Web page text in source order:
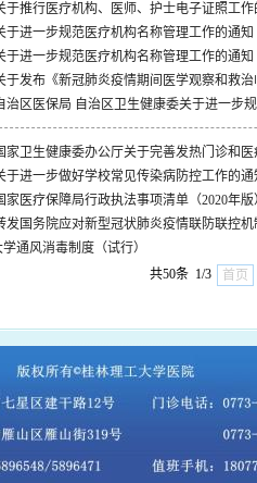
于推行医疗机构、医师、护士电子证照工作
于进一步规范医疗机构名称管理工作的通知
于进一步规范医疗机构名称管理工作的通知
于发布《新冠肺炎疫情期间医学观察和救
治区医保局 自治区卫生健康委关于进一步
家卫生健康委办公厅关于完善发热门诊和
于进一步做好学校常见传染病防控工作的通
家医疗保障局行政执法事项清单（2020年版
发国务院应对新型冠状肺炎疫情联防联控
通风消毒制度（试行）
共50条 1/3
首页